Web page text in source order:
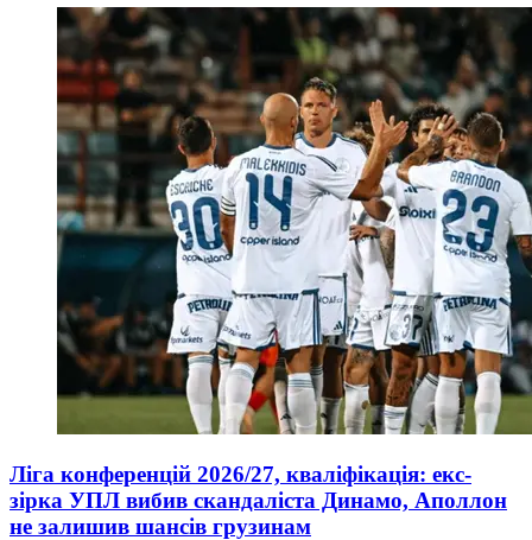
Ліга конференцій 2026/27, кваліфікація: екс-
зірка УПЛ вибив скандаліста Динамо, Аполлон
не залишив шансів грузинам